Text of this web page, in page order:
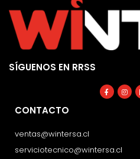
SÍGUENOS EN RRSS
f
CONTACTO
ventas@wintersa.cl
serviciotecnico@wintersa.cl